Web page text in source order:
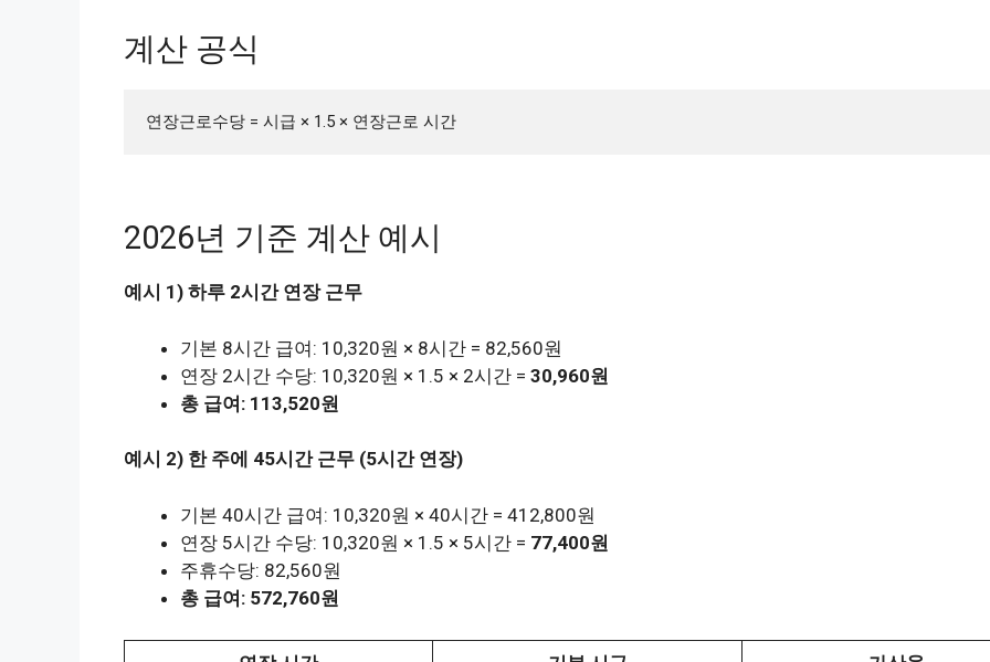
계산 공식
연장근로수당 = 시급 × 1.5 × 연장근로 시간
2026년 기준 계산 예시
예시 1) 하루 2시간 연장 근무
기본 8시간 급여: 10,320원 × 8시간 = 82,560원
연장 2시간 수당: 10,320원 × 1.5 × 2시간 = 30,960원
총 급여: 113,520원
예시 2) 한 주에 45시간 근무 (5시간 연장)
기본 40시간 급여: 10,320원 × 40시간 = 412,800원
연장 5시간 수당: 10,320원 × 1.5 × 5시간 = 77,400원
주휴수당: 82,560원
총 급여: 572,760원